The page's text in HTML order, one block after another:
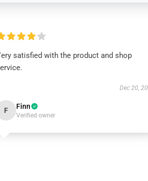
satisfied with the product and shop
Dec 20,
F Finn
Verified owner